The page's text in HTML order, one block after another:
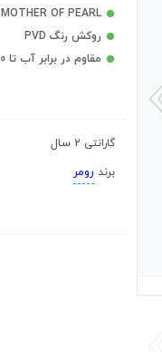
MOTHER OF PEARL(صفحه صدف طبیعی)
روکش رنگ PVD
مقاوم در برابر آب تا 100 متر(غواصی کم عمق)
گارانتی 2 سال
برند رومر